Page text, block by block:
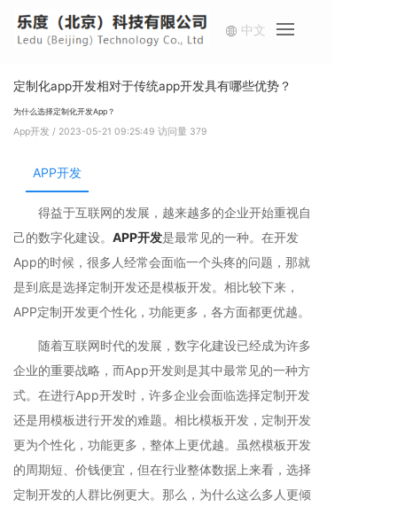
中文
定制化app开发相对于传统app开发具有哪些优势？
为什么选择定制化开发App？
App开发 / 2023-05-21 09:25:49 访问量 379
APP开发
得益于互联网的发展，越来越多的企业开始重视自
己的数字化建设。 APP开发是最常见的一种。在开发
App的时候，很多人经常会面临一个头疼的问题，那就
是到底是选择定制开发还是模板开发。相比较下来，
APP定制开发更个性化，功能更多，各方面都更优越。
随着互联网时代的发展，数字化建设已经成为许多
企业的重要战略，而App开发则是其中最常见的一种方
式。在进行App开发时，许多企业会面临选择定制开发
还是用模板进行开发的难题。相比模板开发，定制开发
更为个性化，功能更多，整体上更优越。虽然模板开发
的周期短、价钱便宜，但在行业整体数据上来看，选择
定制开发的人群比例更大。那么，为什么这么多人更倾